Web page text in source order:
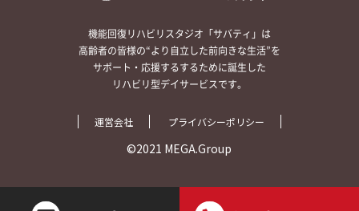
機能回復リハビリスタジオ「サバティ」は
高齢者の皆様の“より自立した前向きな生活”を
サポート・応援するするために誕生した
リハビリ型デイサービスです。
運営会社 プライバシーポリシー
©2021 MEGA.Group